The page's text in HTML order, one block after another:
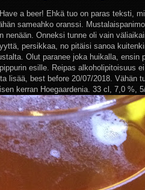
a beer! Ehkä tuo on paras teksti,
sameahko oranssi.
nenään. Onneksi tunne oli vain
persikkaa, no pitäisi sanoa
Olut paranee joka huikalla, ensin
esille. Reipas alkoholipitoisuus
lisää, best before 20/07/2018. Vähän
kerran Hoegaardenia. 33 cl, 7,0 %,